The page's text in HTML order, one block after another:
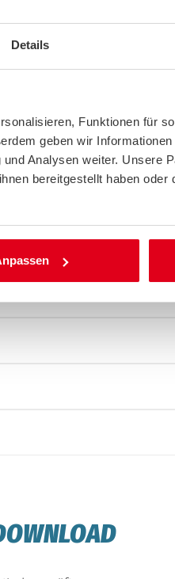
Details
Funktionen für
geben wir
Analysen weiter. Unsere
bereitgestellt haben
besonders achten